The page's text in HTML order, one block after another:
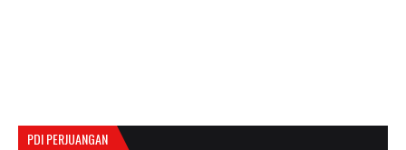
PDI PERJUANGAN